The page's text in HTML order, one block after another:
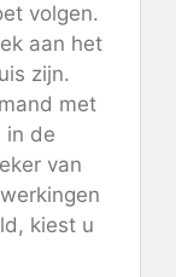
volgen.
aan het
zijn.
met
in de
van
kiest u